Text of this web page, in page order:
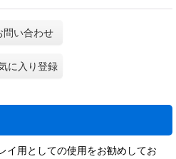
問い合わせ
に入り登録
イ用としての使用をお勧めしてお